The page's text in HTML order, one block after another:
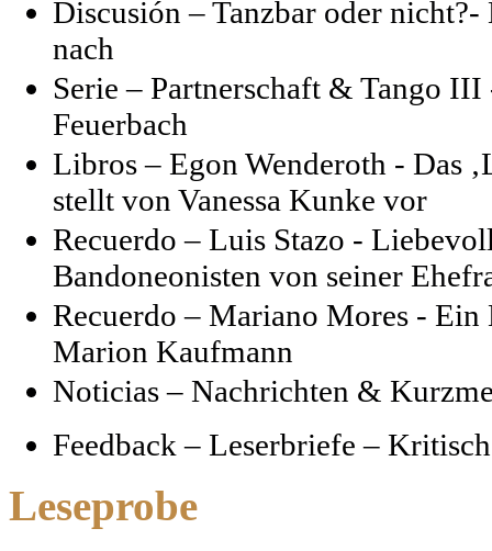
Discusión – Tanzbar oder
nach
Serie – Partnerschaft & Tango III
Feuerbach
Libros – Egon Wenderoth - Das
stellt von Vanessa Kunke vor
Recuerdo – Luis Stazo -
Bandoneonisten von seiner
Recuerdo – Mariano Mores -
Marion Kaufmann
Noticias – Nachrichten &
Feedback – Leserbriefe –
Leseprobe